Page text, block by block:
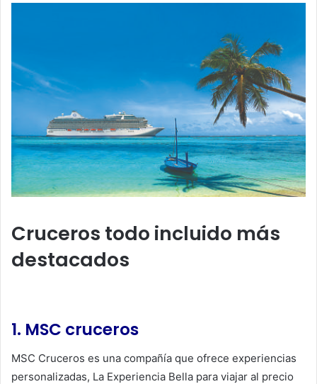
Cruceros todo incluido más
destacados
1. MSC cruceros
MSC Cruceros es una compañía que ofrece experiencias
personalizadas, La Experiencia Bella para viajar al precio